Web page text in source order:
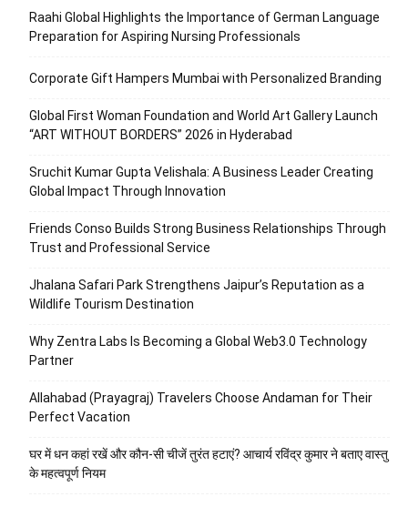
Raahi Global Highlights the Importance of German Language
Preparation for Aspiring Nursing Professionals
Corporate Gift Hampers Mumbai with Personalized Branding
Global First Woman Foundation and World Art Gallery Launch
“ART WITHOUT BORDERS” 2026 in Hyderabad
Sruchit Kumar Gupta Velishala: A Business Leader Creating
Global Impact Through Innovation
Friends Conso Builds Strong Business Relationships Through
Trust and Professional Service
Jhalana Safari Park Strengthens Jaipur’s Reputation as a
Wildlife Tourism Destination
Why Zentra Labs Is Becoming a Global Web3.0 Technology
Partner
Allahabad (Prayagraj) Travelers Choose Andaman for Their
Perfect Vacation
घर में धन कहां रखें और कौन-सी चीजें तुरंत हटाएं? आचार्य रविंद्र कुमार ने बताए वास्तु
के महत्वपूर्ण नियम